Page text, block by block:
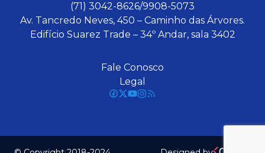
(71) 3042-8626/9908-5073
Av. Tancredo Neves, 450 – Caminho das Árvores.
Edifício Suarez Trade – 34º Andar, sala 3402
Fale Conosco
Legal